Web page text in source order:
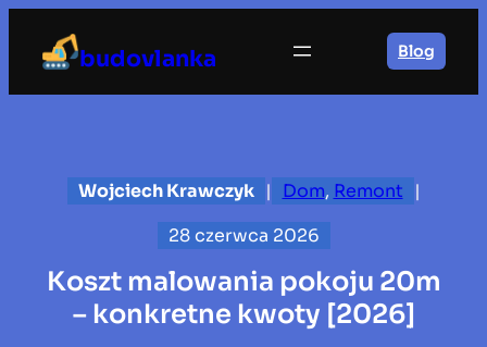
treści
budovlanka Blog
Wojciech Krawczyk | Dom, Remont
|
28 czerwca 2026
Koszt malowania pokoju 20m
– konkretne kwoty [2026]